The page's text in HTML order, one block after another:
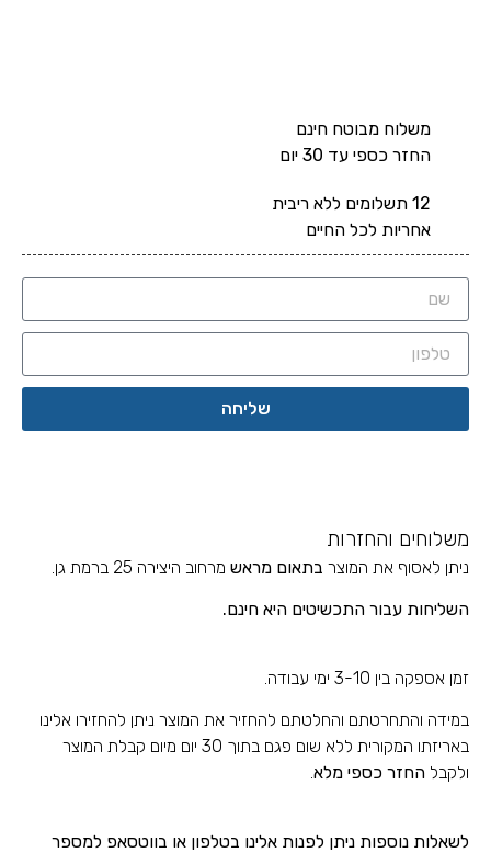
משלוח מבוטח חינם
החזר כספי עד 30 יום
12 תשלומים ללא ריבית
אחריות לכל החיים
שליחה
משלוחים והחזרות
ניתן לאסוף את המוצר בתאום מראש מרחוב היצירה 25 ברמת גן.
השליחות עבור התכשיטים היא חינם.
זמן אספקה בין 3-10 ימי עבודה.
במידה והתחרטתם והחלטתם להחזיר את המוצר ניתן להחזירו אלינו
באריזתו המקורית ללא שום פגם בתוך 30 יום מיום קבלת המוצר
ולקבל החזר כספי מלא.
לשאלות נוספות ניתן לפנות אלינו בטלפון או בווטסאפ למספר